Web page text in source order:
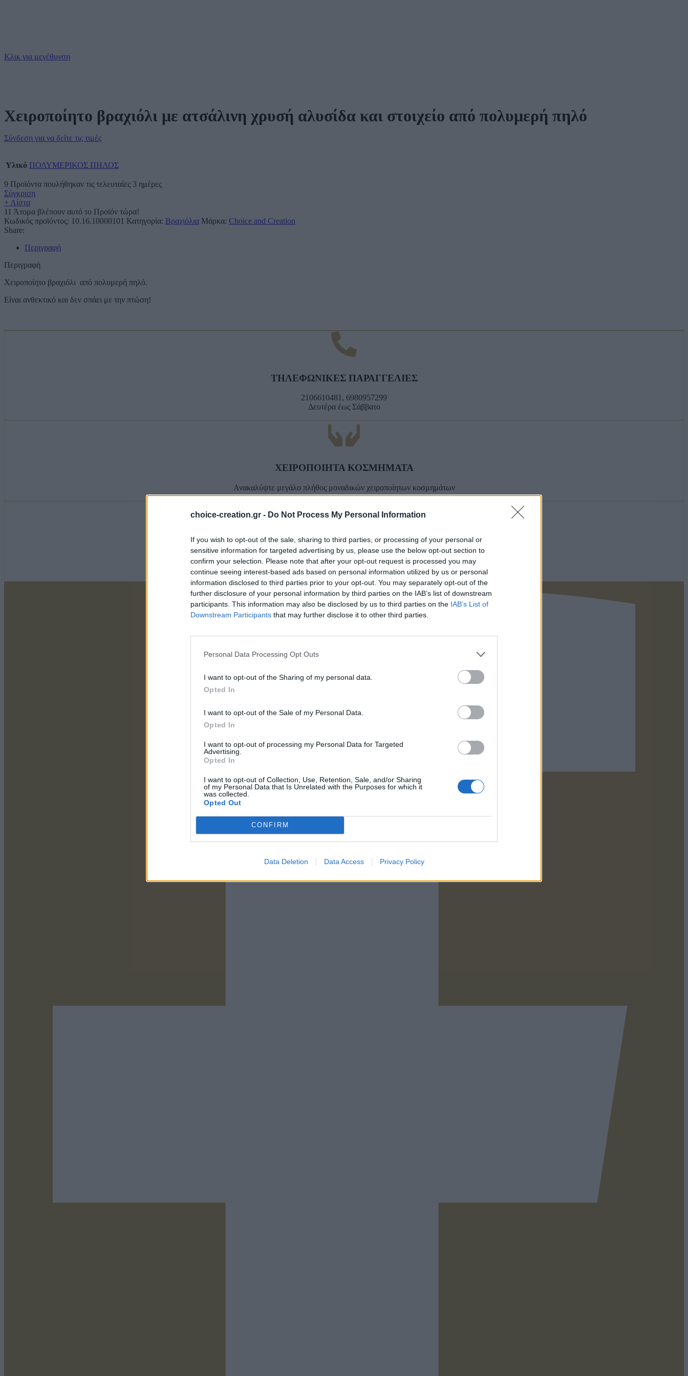
choice-creation.gr - Do Not Process My Personal Information
If you wish to opt-out of the sale, sharing to third parties, or processing of your personal or
sensitive information for targeted advertising by us, please use the below opt-out section to
confirm your selection. Please note that after your opt-out request is processed you may
continue seeing interest-based ads based on personal information utilized by us or personal
information disclosed to third parties prior to your opt-out. You may separately opt-out of the
further disclosure of your personal information by third parties on the IAB’s list of downstream
participants. This information may also be disclosed by us to third parties on the IAB’s List of
Downstream Participants that may further disclose it to other third parties.
Personal Data Processing Opt Outs
I want to opt-out of the Sharing of my personal data.
Opted In
I want to opt-out of the Sale of my Personal Data.
Opted In
I want to opt-out of processing my Personal Data for Targeted
Advertising.
Opted In
I want to opt-out of Collection, Use, Retention, Sale, and/or Sharing
of my Personal Data that Is Unrelated with the Purposes for which it
was collected.
Opted Out
CONFIRM
Data Deletion Data Access Privacy Policy
Κλικ για μεγέθυνση
Χειροποίητο βραχιόλι με ατσάλινη χρυσή αλυσίδα και στοιχείο από πολυμερή πηλό
Σύνδεση για να δείτε τις τιμές
Υλικό ΠΟΛΥΜΕΡΙΚΟΣ ΠΗΛΟΣ
9 Προϊόντα πουλήθηκαν τις τελευταίες 3 ημέρες
Σύγκριση
+ Λίστα
11 Άτομα βλέπουν αυτό το Προϊόν τώρα!
Κωδικός προϊόντος: 10.16.10000101 Κατηγορία: Βραχιόλια Μάρκα: Choice and Creation
Share:
Περιγραφή
Περιγραφή
Χειροποίητο βραχιόλι από πολυμερή πηλό.
Είναι ανθεκτικό και δεν σπάει με την πτώση!
ΤΗΛΕΦΩΝΙΚΕΣ ΠΑΡΑΓΓΕΛΙΕΣ
2106610481, 6980957299
Δευτέρα έως Σάββατο
ΧΕΙΡΟΠΟΙΗΤΑ ΚΟΣΜΗΜΑΤΑ
Ανακαλύψτε μεγάλο πλήθος μοναδικών χειροποίητων κοσμημάτων
ΠΛΗΡΩΣΤΕ ΜΕ ΑΣΦΑΛΕΙΑ
Τραπεζική Κατάθεση
Facebook-f